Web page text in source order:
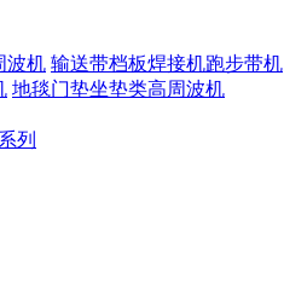
波机 输送带档板焊接机跑步带机
地毯门垫坐垫类高周波机
列